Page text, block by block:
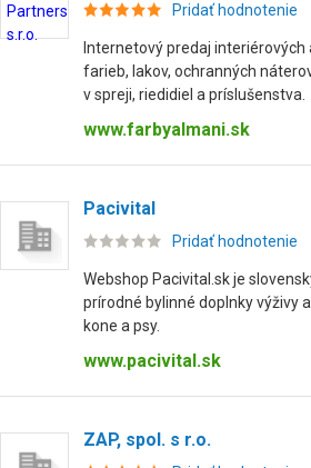
Pridať hodnotenie
Internetový predaj interiérových
farieb, lakov, ochranných
v spreji, riedidiel a príslušenstva.
www.farbyalmani.sk
Pacivital
Pridať hodnotenie
Webshop Pacivital.sk je
prírodné bylinné doplnky výživy
kone a psy.
www.pacivital.sk
ZAP, spol. s r.o.